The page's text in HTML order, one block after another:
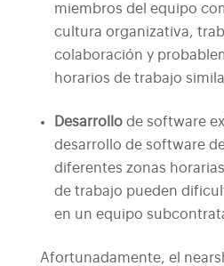
miembros del equipo
cultura organizativa,
colaboración y
horarios de trabajo
Desarrollode software
desarrollo de software
diferentes zonas
de trabajo pueden
en un equipo
Afortunadamente, el